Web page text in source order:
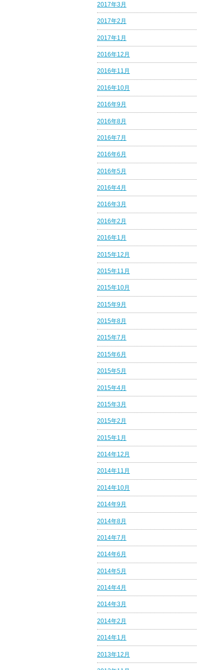
2017年3月
2017年2月
2017年1月
2016年12月
2016年11月
2016年10月
2016年9月
2016年8月
2016年7月
2016年6月
2016年5月
2016年4月
2016年3月
2016年2月
2016年1月
2015年12月
2015年11月
2015年10月
2015年9月
2015年8月
2015年7月
2015年6月
2015年5月
2015年4月
2015年3月
2015年2月
2015年1月
2014年12月
2014年11月
2014年10月
2014年9月
2014年8月
2014年7月
2014年6月
2014年5月
2014年4月
2014年3月
2014年2月
2014年1月
2013年12月